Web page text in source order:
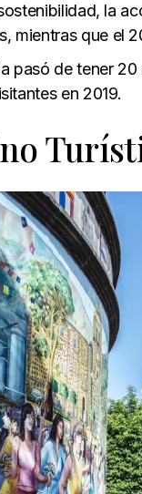
la
mientras que el
pasó de tener
en 2019.